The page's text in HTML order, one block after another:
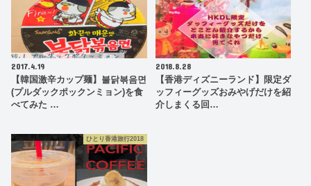
2017.4.19
【韓国激辛カップ麺】불닭볶음면
(プルダックポックンミョン)を食
べてみた …
2018.8.28
【香港ディズニーランド】限定ダ
ッフィーグッズおみやげだけを紹
介しまくる回…
ひとり香港旅行2018